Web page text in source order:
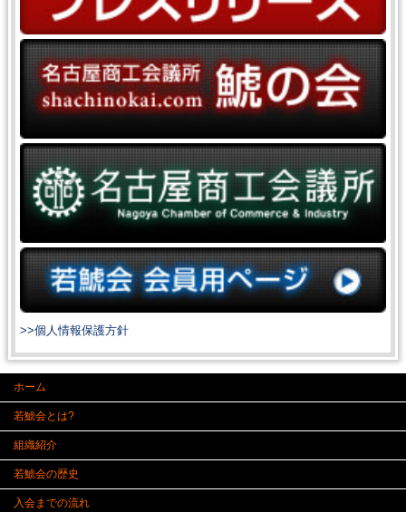
>>個人情報保護方針
ホーム
若鯱会とは?
組織紹介
若鯱会の歴史
入会までの流れ